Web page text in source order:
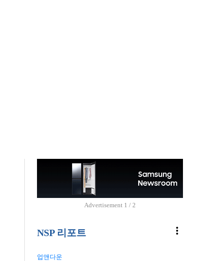
Advertisement 2 / 2
NSP 리포트 more_vert
업앤다운